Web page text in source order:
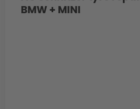
BMW + MINI